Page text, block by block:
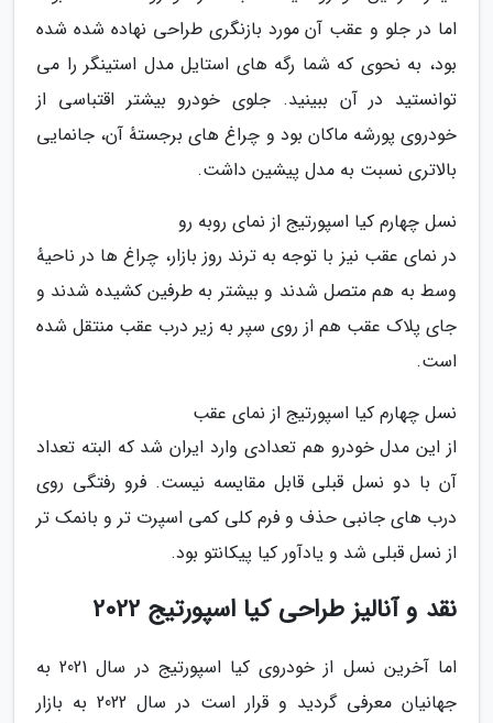
اما در جلو و عقب آن مورد بازنگری طراحی نهاده شده شده
بود، به نحوی که شما رگه های استایل مدل استینگر را می
توانستید در آن ببینید. جلوی خودرو بیشتر اقتباسی از
خودروی پورشه ماکان بود و چراغ های برجستهٔ آن، جانمایی
بالاتری نسبت به مدل پیشین داشت.
نسل چهارم کیا اسپورتیج از نمای روبه رو
در نمای عقب نیز با توجه به ترند روز بازار، چراغ ها در ناحیهٔ
وسط به هم متصل شدند و بیشتر به طرفین کشیده شدند و
جای پلاک عقب هم از روی سپر به زیر درب عقب منتقل شده
است.
نسل چهارم کیا اسپورتیج از نمای عقب
از این مدل خودرو هم تعدادی وارد ایران شد که البته تعداد
آن با دو نسل قبلی قابل مقایسه نیست. فرو رفتگی روی
درب های جانبی حذف و فرم کلی کمی اسپرت تر و بانمک تر
از نسل قبلی شد و یادآور کیا پیکانتو بود.
نقد و آنالیز طراحی کیا اسپورتیج 2022
اما آخرین نسل از خودروی کیا اسپورتیج در سال 2021 به
جهانیان معرفی گردید و قرار است در سال 2022 به بازار